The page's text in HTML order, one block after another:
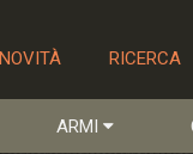
NOVITÀ RICERCA
ARMI